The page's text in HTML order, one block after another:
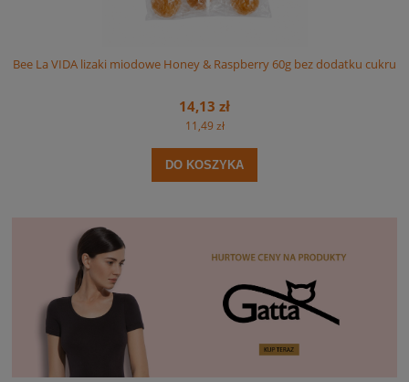
60g bez dodatku cukru
Bee La VIDA Lollipops Honey & Vitamin C